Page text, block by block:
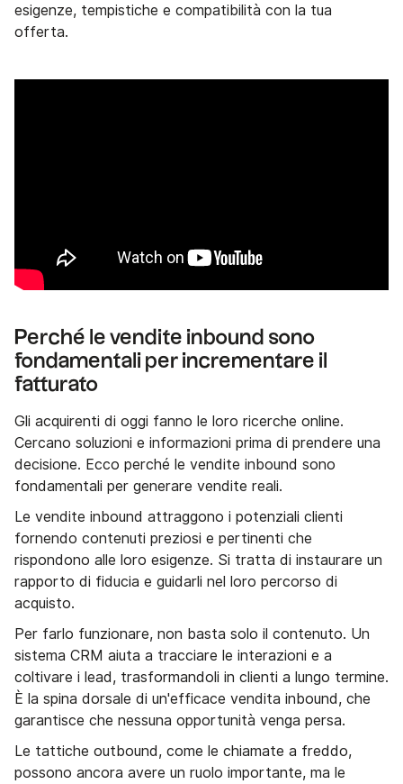
esigenze, tempistiche e compatibilità con la tua
offerta.
Perché le vendite inbound sono
fondamentali per incrementare il
fatturato
Gli acquirenti di oggi fanno le loro ricerche online.
Cercano soluzioni e informazioni prima di prendere una
decisione. Ecco perché le vendite inbound sono
fondamentali per generare vendite reali.
Le vendite inbound attraggono i potenziali clienti
fornendo contenuti preziosi e pertinenti che
rispondono alle loro esigenze. Si tratta di instaurare un
rapporto di fiducia e guidarli nel loro percorso di
acquisto.
Per farlo funzionare, non basta solo il contenuto. Un
sistema CRM aiuta a tracciare le interazioni e a
coltivare i lead, trasformandoli in clienti a lungo termine.
È la spina dorsale di un'efficace vendita inbound, che
garantisce che nessuna opportunità venga persa.
Le tattiche outbound, come le chiamate a freddo,
possono ancora avere un ruolo importante, ma le